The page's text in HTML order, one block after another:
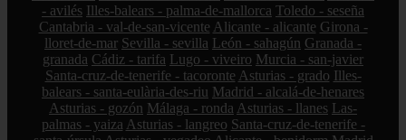
- avilés Illes-balears - palma-de-mallorca Toledo - seseña
Cantabria - val-de-san-vicente Alicante - alicante Girona -
lloret-de-mar Sevilla - sevilla León - sahagún Granada -
granada Cádiz - tarifa Lugo - viveiro Murcia - san-javier
Santa-cruz-de-tenerife - tacoronte Asturias - grado Illes-
balears - santa-eulària-des-riu Madrid - alcalá-de-henares
Asturias - gozón Málaga - ronda Asturias - llanes Las-
palmas - yaiza Asturias - langreo Santa-cruz-de-tenerife -